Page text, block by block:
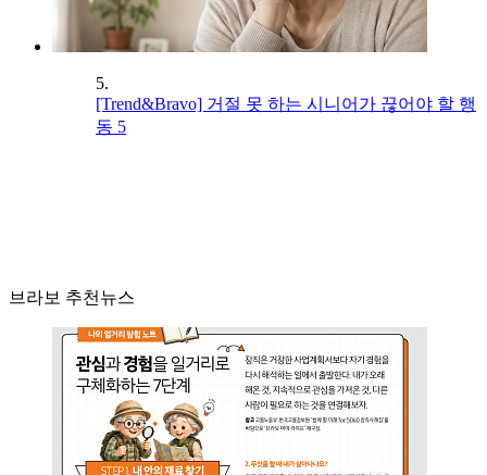
5.
[Trend&Bravo] 거절 못 하는 시니어가 끊어야 할 행
동 5
브라보 추천뉴스